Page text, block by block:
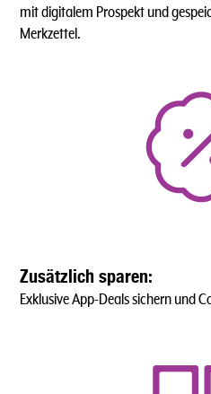
mit digitalem Prospekt und
Merkzettel.
Zusätzlich sparen:
Exklusive App-Deals sichern und